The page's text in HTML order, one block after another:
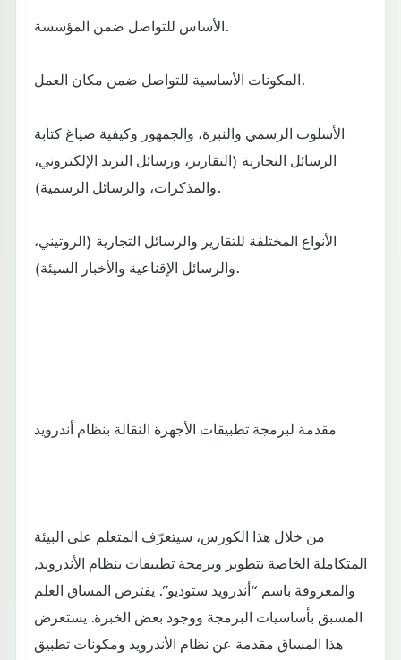
الأساس للتواصل ضمن المؤسسة.
المكونات الأساسية للتواصل ضمن مكان العمل.
الأسلوب الرسمي والنبرة، والجمهور وكيفية صياغ كتابة
الرسائل التجارية (التقارير، ورسائل البريد الإلكتروني،
والمذكرات، والرسائل الرسمية).
الأنواع المختلفة للتقارير والرسائل التجارية (الروتيني،
والرسائل الإقناعية والأخبار السيئة).
مقدمة لبرمجة تطبيقات الأجهزة النقالة بنظام أندرويد
من خلال هذا الكورس، سيتعرّف المتعلم على البيئة
المتكاملة الخاصة بتطوير وبرمجة تطبيقات بنظام الأندرويد,
والمعروفة باسم “أندرويد ستوديو”. يفترض المساق العلم
المسبق بأساسيات البرمجة ووجود بعض الخبرة. يستعرض
هذا المساق مقدمة عن نظام الأندرويد ومكونات تطبيق